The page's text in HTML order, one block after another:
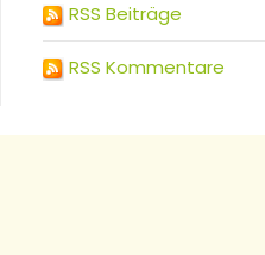
RSS Beiträge
RSS Kommentare